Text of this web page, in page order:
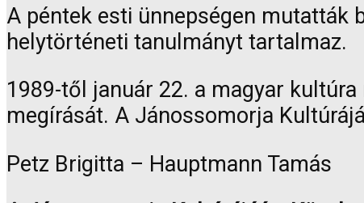
A péntek esti ünnepségen mutatták
helytörténeti tanulmányt tartalmaz.
1989-től január 22. a magyar
megírását. A Jánossomorja
Petz Brigitta – Hauptmann Tamás